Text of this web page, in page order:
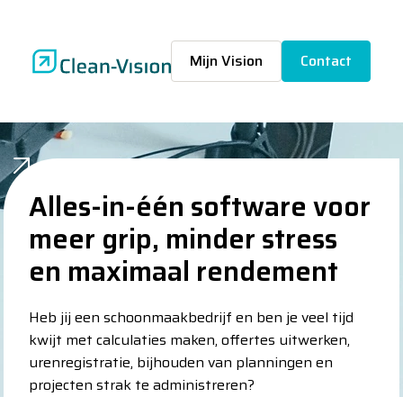
Mijn Vision Contact
Alles-in-één software voor
meer grip, minder stress
en maximaal rendement
Heb jij een schoonmaakbedrijf en ben je veel tijd
kwijt met calculaties maken, offertes uitwerken,
urenregistratie, bijhouden van planningen en
projecten strak te administreren?
Alles-in-één software voor
meer grip, minder stress
en maximaal rendement
Heb jij een schoonmaakbedrijf en ben je veel tijd
kwijt met calculaties maken, offertes uitwerken,
urenregistratie, bijhouden van planningen en
projecten strak te administreren?